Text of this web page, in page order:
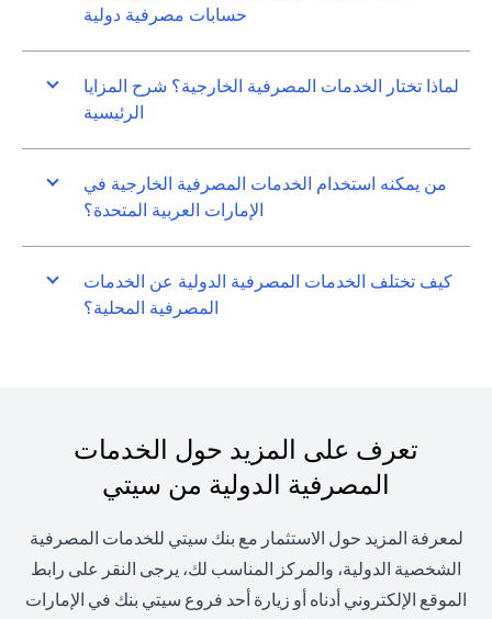
حسابات مصرفية دولية
لماذا تختار الخدمات المصرفية الخارجية؟ شرح المزايا
الرئيسية
من يمكنه استخدام الخدمات المصرفية الخارجية في
الإمارات العربية المتحدة؟
كيف تختلف الخدمات المصرفية الدولية عن الخدمات
المصرفية المحلية؟
تعرف على المزيد حول الخدمات
المصرفية الدولية من سيتي
لمعرفة المزيد حول الاستثمار مع بنك سيتي للخدمات المصرفية
الشخصية الدولية، والمركز المناسب لك، يرجى النقر على رابط
الموقع الإلكتروني أدناه أو زيارة أحد فروع سيتي بنك في الإمارات